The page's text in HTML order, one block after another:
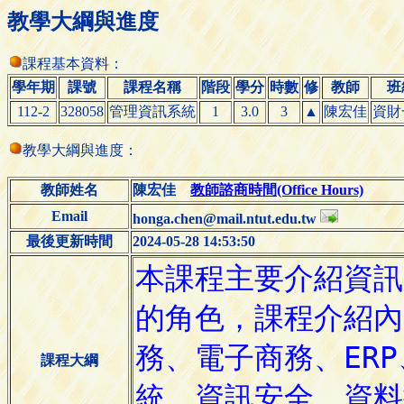
教學大綱與進度
課程基本資料：
學年期
課號 課程名稱 階段 學分 時數 修 教師
班
112-2
328058 管理資訊系統 1 3.0 3 ▲ 陳宏佳 資
教學大綱與進度：
教師姓名 陳宏佳教師諮商時間(Office Hours)
Email
honga.chen@mail.ntut.edu.tw
最後更新時間
2024-05-28 14:53:50
課程大綱